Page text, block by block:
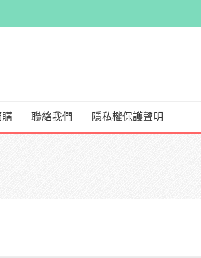
購 聯絡我們 隱私權保護聲明